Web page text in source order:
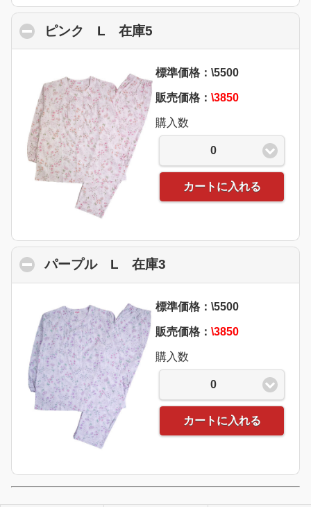
ピンク L 在庫5
標準価格：\5500
販売価格： \3850
購入数
0
カートに入れる
パープル L 在庫3
標準価格：\5500
販売価格： \3850
購入数
0
カートに入れる